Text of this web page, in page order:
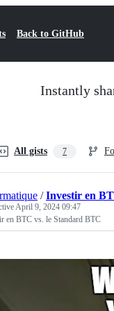
Back to GitHub
Instantly
All gists 7
/Investir en
April 9, 2024 09:47
en BTC vs. le Standard BTC